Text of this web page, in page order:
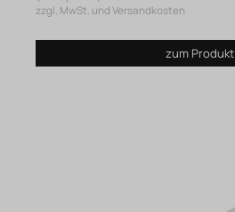
zzgl. MwSt. und Versandkosten
zum Produkt